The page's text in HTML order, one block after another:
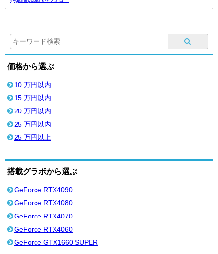
価格から選ぶ
10 万円以内
15 万円以内
20 万円以内
25 万円以内
25 万円以上
搭載グラボから選ぶ
GeForce RTX4090
GeForce RTX4080
GeForce RTX4070
GeForce RTX4060
GeForce GTX1660 SUPER